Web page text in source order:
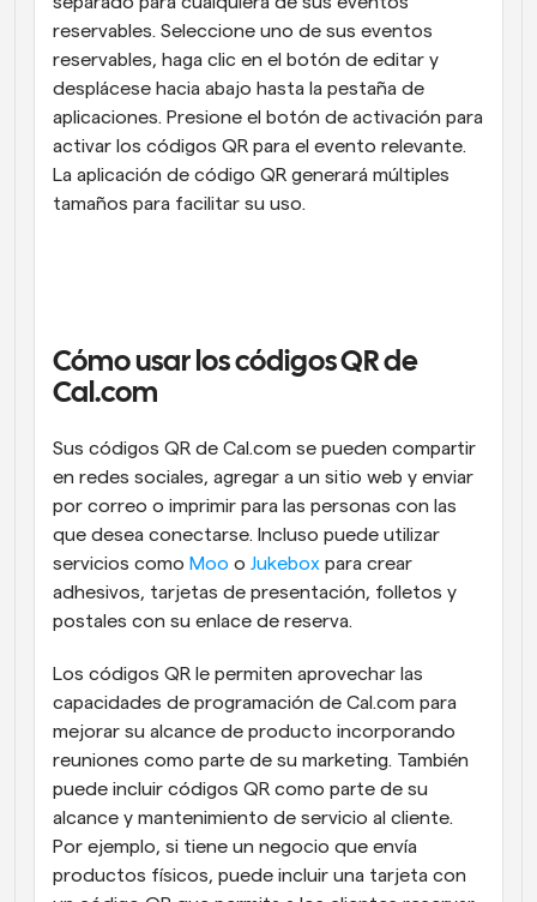
reservables. Seleccione uno de sus eventos
reservables, haga clic en el botón de editar y
desplácese hacia abajo hasta la pestaña de
aplicaciones. Presione el botón de activación para
activar los códigos QR para el evento relevante.
La aplicación de código QR generará múltiples
tamaños para facilitar su uso.
Cómo usar los códigos QR de
Cal.com
Sus códigos QR de Cal.com se pueden compartir
en redes sociales, agregar a un sitio web y enviar
por correo o imprimir para las personas con las
que desea conectarse. Incluso puede utilizar
servicios como Moo o Jukebox para crear
adhesivos, tarjetas de presentación, folletos y
postales con su enlace de reserva.
Los códigos QR le permiten aprovechar las
capacidades de programación de Cal.com para
mejorar su alcance de producto incorporando
reuniones como parte de su marketing. También
puede incluir códigos QR como parte de su
alcance y mantenimiento de servicio al cliente.
Por ejemplo, si tiene un negocio que envía
productos físicos, puede incluir una tarjeta con